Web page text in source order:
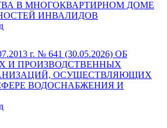
В МНОГОКВАРТИРНОМ ДОМЕ
ИНВАЛИДОВ
г. № 641 (30.05.2026) ОБ
И ПРОИЗВОДСТВЕННЫХ
ОСУЩЕСТВЛЯЮЩИХ
ВОДОСНАБЖЕНИЯ И